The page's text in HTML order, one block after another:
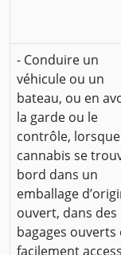
- Conduire un
véhicule ou un
bateau, ou en
la garde ou le
contrôle,
cannabis se
bord dans un
emballage
ouvert, dans des
bagages ouverts
facilement